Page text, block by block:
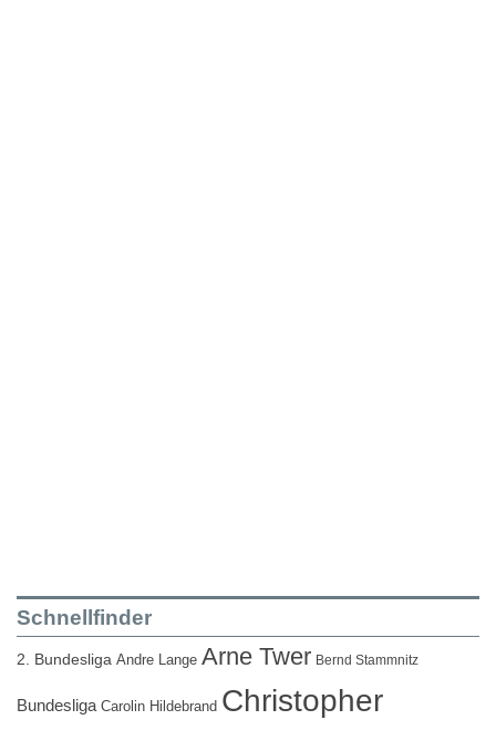
Schnellfinder
2. Bundesliga Andre Lange Arne Twer Bernd Stammnitz
Bundesliga Carolin Hildebrand Christopher